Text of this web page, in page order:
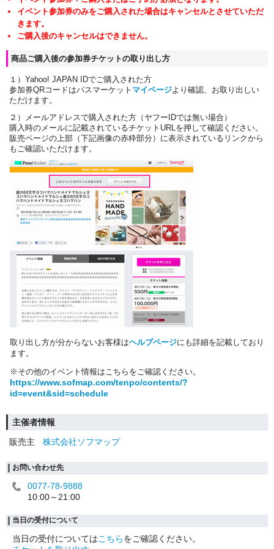
イベント参加券のみをご購入された場合はキャンセルとさせていただ
きます。
ご購入後のキャンセルはできません。
商品ご購入後の参加券チケットの取り出し方
１）Yahoo! JAPAN IDでご購入された方
参加券QRコードはパスマーケット マイページより確認、お取り出しい
ただけます。
２）メールアドレスで購入された方（ヤフーIDでは無い場合）
購入時のメールに記載されているチケットURLを押して確認ください。
販売ページの上部（下記画像の赤枠部分）に表示されているリンクから
もご確認いただけます。
取り出し方が分からないお客様はヘルプページにも詳細を記載しており
ます。
※その他のイベント情報はこちらをご確認ください。
https://www.sofmap.com/tenpo/contents/?
id=event&sid=schedule
主催者情報
販売主
株式会社ソフマップ
お問い合わせ先
0077-78-9888
10:00～21:00
当日の受付について
当日の受付についてはこちらをご確認ください。